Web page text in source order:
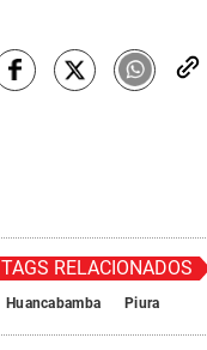
TAGS RELACIONADOS
Huancabamba
Piura